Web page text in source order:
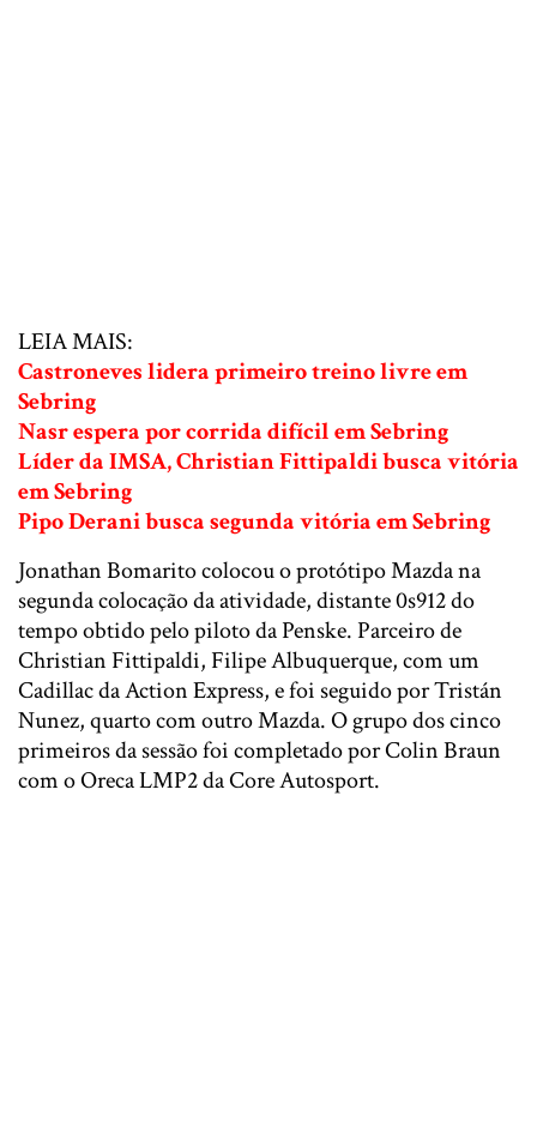
LEIA MAIS:
Castroneves lidera primeiro treino livre em
Sebring
Nasr espera por corrida difícil em Sebring
Líder da IMSA, Christian Fittipaldi busca vitória
em Sebring
Pipo Derani busca segunda vitória em Sebring
Jonathan Bomarito colocou o protótipo Mazda na
segunda colocação da atividade, distante 0s912 do
tempo obtido pelo piloto da Penske. Parceiro de
Christian Fittipaldi, Filipe Albuquerque, com um
Cadillac da Action Express, e foi seguido por Tristán
Nunez, quarto com outro Mazda. O grupo dos cinco
primeiros da sessão foi completado por Colin Braun
com o Oreca LMP2 da Core Autosport.